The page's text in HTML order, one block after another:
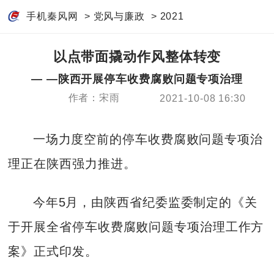
手机秦风网 > 党风与廉政 > 2021
以点带面撬动作风整体转变
— —陕西开展停车收费腐败问题专项治理
作者：宋雨 2021-10-08 16:30
一场力度空前的停车收费腐败问题专项治
理正在陕西强力推进。
今年5月，由陕西省纪委监委制定的《关
于开展全省停车收费腐败问题专项治理工作方
案》正式印发。